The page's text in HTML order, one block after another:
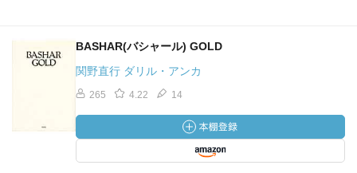
「自分自身を、充分に生きる」ということです。
100パーセント自分になるということは、
統一性をもって自分が一番興奮することをやることです。
BASHAR(バシャール) GOLD
関野直行 ダリル・アンカ
265 4.22 14